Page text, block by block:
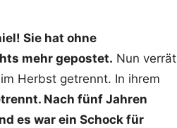
Sie hat ohne
mehr gepostet. Nun verrät
Herbst getrennt. In ihrem
Nach fünf Jahren
es war ein Schock für